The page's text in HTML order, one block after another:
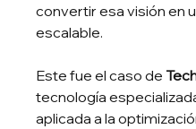
convertir esa visión en
escalable.
Este fue el caso de
tecnología
aplicada a la